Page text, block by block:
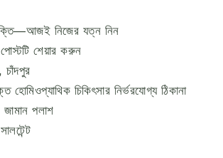
নিজের যত্ন নিন
শেয়ার করুন
চাঁদপুর
চিকিৎসার নির্ভরযোগ্য ঠিকানা
পলাশ